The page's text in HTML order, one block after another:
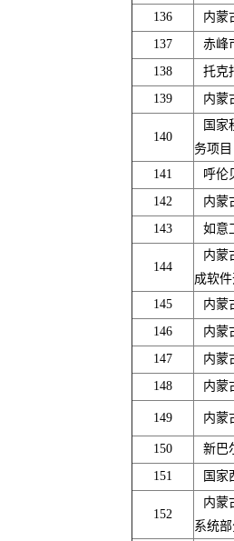
136
内蒙
137
赤峰
138
托克
139
内蒙
140
国家
务项目
141
呼伦
142
内蒙
143
如意
144
内蒙
成软
145
内蒙
146
内蒙
147
内蒙
148
内蒙
149 内蒙
150
新巴
151
国家
152
内蒙
系统